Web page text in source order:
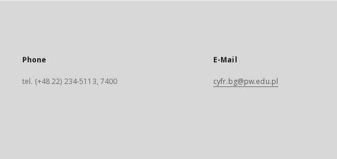
Phone
tel. (+48 22) 234-5113, 7400
E-Mail
cyfr.bg@pw.edu.pl